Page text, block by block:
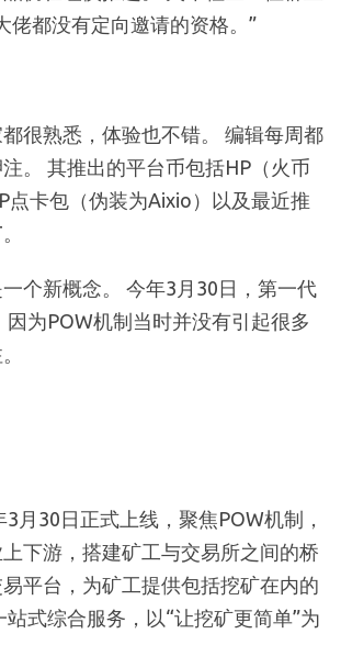
佬都没有定向邀请的资格。”
很熟悉，体验也不错。 编辑每周都
。 其推出的平台币包括HP（火币
点卡包（伪装为Aixio）以及最近推
个新概念。 今年3月30日，第一代
因为POW机制当时并没有引起很多
月30日正式上线，聚焦POW机制，
下游，搭建矿工与交易所之间的桥
平台，为矿工提供包括挖矿在内的
站式综合服务，以“让挖矿更简单”为